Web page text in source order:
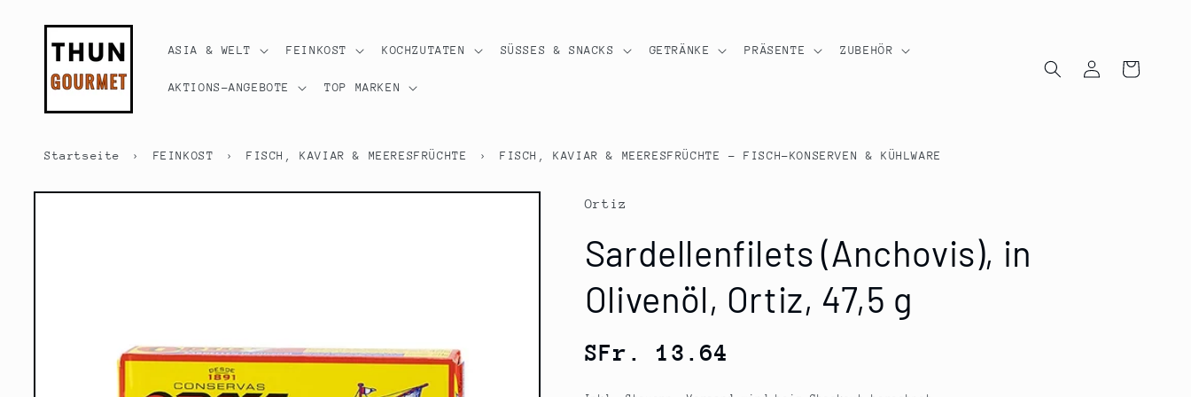
ASIA & WELT FEINKOST KOCHZUTATEN SÜSSES & SNACKS GETRÄNKE PRÄSENTE ZUBEHÖR
AKTIONS-ANGEBOTE TOP MARKEN
EinloggenWarenkorb
Startseite › FEINKOST › FISCH, KAVIAR & MEERESFRÜCHTE › FISCH, KAVIAR & MEERESFRÜCHTE - FISCH-KONSERVEN & KÜHLWARE
Ortiz
Sardellenfilets (Anchovis), in
Olivenöl, Ortiz, 47,5 g
Normaler
SFr. 13.64